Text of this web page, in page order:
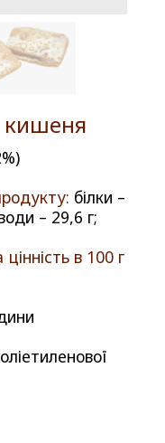
кишеня
білки –
– 29,6 г;
в 100 г